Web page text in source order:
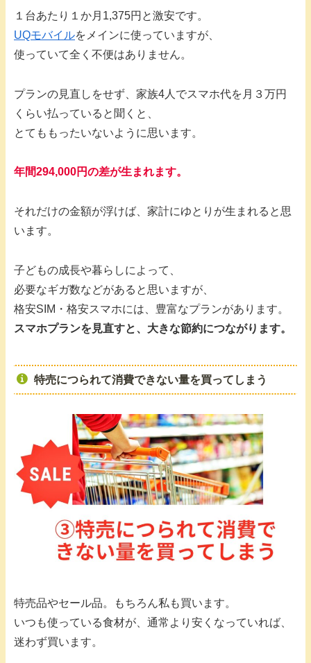
１台あたり１か月1,375円と激安です。
UQモバイルをメインに使っていますが、
使っていて全く不便はありません。
プランの見直しをせず、家族4人でスマホ代を月３万円
くらい払っていると聞くと、
とてももったいないように思います。
年間294,000円の差が生まれます。
それだけの金額が浮けば、家計にゆとりが生まれると思
います。
子どもの成長や暮らしによって、
必要なギガ数などがあると思いますが、
格安SIM・格安スマホには、豊富なプランがあります。
スマホプランを見直すと、大きな節約につながります。
特売につられて消費できない量を買ってしまう
特売品やセール品。もちろん私も買います。
いつも使っている食材が、通常より安くなっていれば、
迷わず買います。